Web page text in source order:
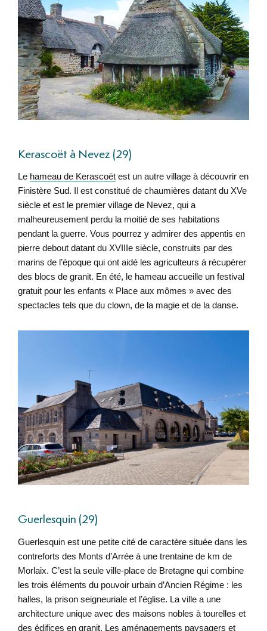
Kerascoët à Nevez (29)
Le hameau de Kerascoëtest un autre village à découvrir en
Finistère Sud. Il est constitué de chaumières datant du XVe
siècle et est le premier village de Nevez, qui a
malheureusement perdu la moitié de ses habitations
pendant la guerre. Vous pourrez y admirer des appentis en
pierre debout datant du XVIIIe siècle, construits par des
marins de l’époque qui ont aidé les agriculteurs à récupérer
des blocs de granit. En été, le hameau accueille un festival
gratuit pour les enfants « Place aux mômes » avec des
spectacles tels que du clown, de la magie et de la danse.
Guerlesquin (29)
Guerlesquin est une petite cité de caractère située dans les
contreforts des Monts d’Arrée à une trentaine de km de
Morlaix. C’est la seule ville-place de Bretagne qui combine
les trois éléments du pouvoir urbain d’Ancien Régime : les
halles, la prison seigneuriale et l’église. La ville a une
architecture unique avec des maisons nobles à tourelles et
des édifices en granit. Les aménagements paysagers et